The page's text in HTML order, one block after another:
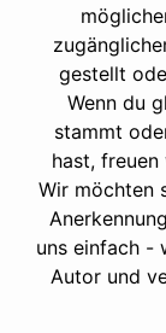
gestellt
Wenn du
stammt
hast,
Wir möchten
uns einfach -
Autor und